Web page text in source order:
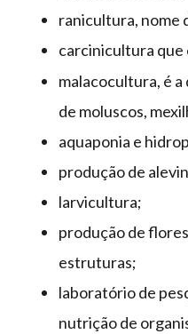
ranicultura, nome
carcinicultura que
malacocultura, é
de moluscos,
aquaponia e
produção de
larvicultura;
produção de
estruturas;
laboratório de
nutrição de